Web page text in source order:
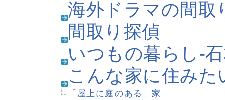
このサイトについて
イエマガとは？
イエマガサポーターについ
メールマガジン「イエマガ
編集部ブログ